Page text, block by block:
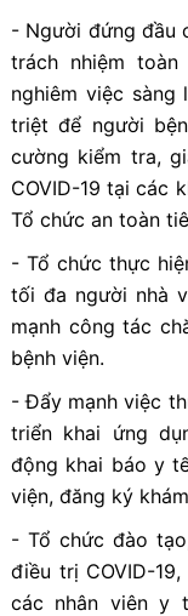
- Người đứng đầu
trách nhiệm
nghiêm việc sàng
triệt để người
cường kiểm tra,
COVID-19 tại các
Tổ chức an toàn
- Tổ chức thực
tối đa người nhà
mạnh công tác
bệnh viện.
- Đẩy mạnh việc
triển khai ứng
động khai báo y
viện, đăng ký
- Tổ chức đào
điều trị COVID-
các nhân viên y